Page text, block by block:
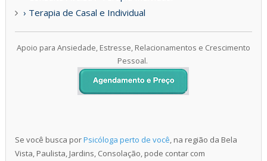
› Terapia de Casal e Individual
Apoio para Ansiedade, Estresse, Relacionamentos e Crescimento
Pessoal.
Se você busca porPsicóloga perto de você, na região da Bela
Vista, Paulista, Jardins, Consolação, pode contar com